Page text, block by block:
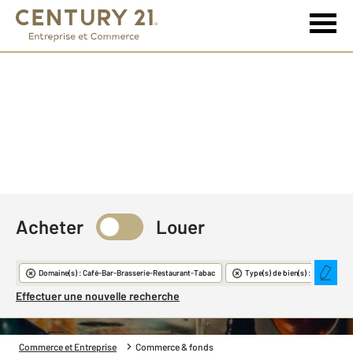
Commerce & Fonds
Acheter Louer
Domaine(s) : Café-Bar-Brasserie-Restaurant-Tabac Type(s) de bien(s) :
Effectuer une nouvelle recherche
Commerce et Entreprise Commerce & fonds